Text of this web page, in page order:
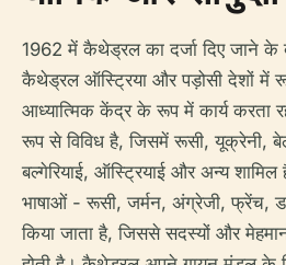
1962 में कैथेड्रल का दर्जा दिए जाने
कैथेड्रल ऑस्ट्रिया और पड़ोसी देशों में
आध्यात्मिक केंद्र के रूप में कार्य करता
रूप से विविध है, जिसमें रूसी, यूक्रेनी,
बल्गेरियाई, ऑस्ट्रियाई और अन्य
भाषाओं - रूसी, जर्मन, अंग्रेजी, फ्रेंच,
किया जाता है, जिससे सदस्यों और